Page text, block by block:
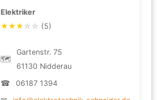
Elektriker
★★★ ☆ ☆ (5)
🗺
Gartenstr. 75
61130 Nidderau
☎
06187 1394